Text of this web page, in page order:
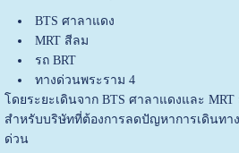
BTS ศาลาแดง
MRT สีลม
รถ BRT
ทางด่วนพระราม 4
โดยระยะเดินจาก BTS ศาลาแดงและ
สำหรับบริษัทที่ต้องการลดปัญหาการเดินทา
ด่วน